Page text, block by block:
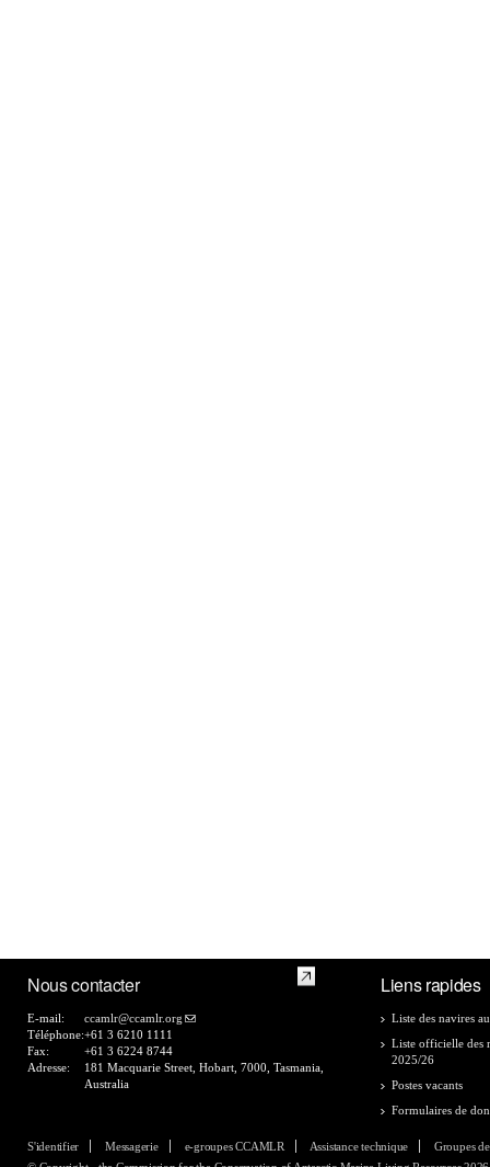
Nous contacter
E-mail:
ccamlr@ccamlr.org
Téléphone:+61 3 6210 1111
Fax:
+61 3 6224 8744
Adresse:
181 Macquarie Street, Hobart, 7000, Tasmania,
Australia
Liens rapides
Liste des navires
Liste officielle des
2025/26
Postes vacants
Formulaires de
S'identifier Messagerie e-groupes CCAMLR Assistance technique
Groupes